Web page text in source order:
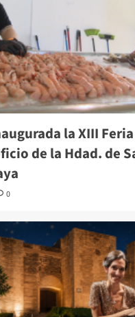
la XIII
de la Hdad. de
0